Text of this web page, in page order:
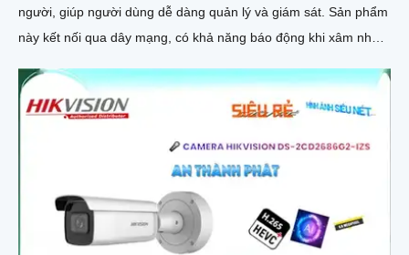
người, giúp người dùng dễ dàng quản lý và giám sát. Sản phẩm
này kết nối qua dây mạng, có khả năng báo động khi xâm nhập